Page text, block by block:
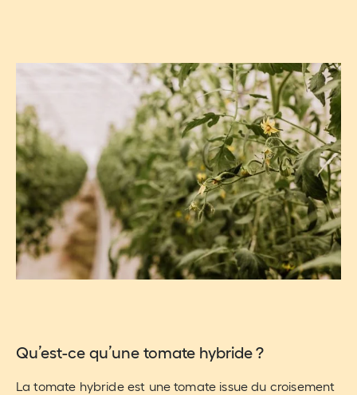
Qu’est-ce qu’une tomate hybride ?
La tomate hybride est une tomate issue du croisement